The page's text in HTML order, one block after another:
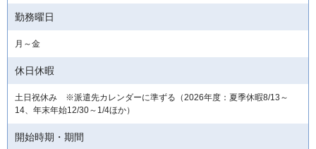
勤務曜日
月～金
休日休暇
土日祝休み ※派遣先カレンダーに準ずる（2026年度：夏季休暇8/13～
14、年末年始12/30～1/4ほか）
開始時期・期間